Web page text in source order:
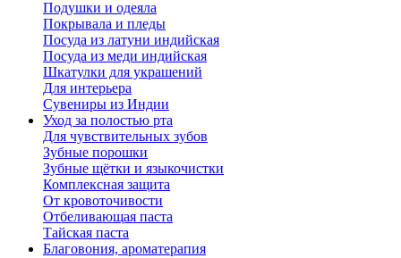
Подушки и одеяла
Покрывала и пледы
Посуда из латуни индийская
Посуда из меди индийская
Шкатулки для украшений
Для интерьера
Сувениры из Индии
Уход за полостью рта
Для чувствительных зубов
Зубные порошки
Зубные щётки и языкочистки
Комплексная защита
От кровоточивости
Отбеливающая паста
Тайская паста
Благовония, ароматерапия